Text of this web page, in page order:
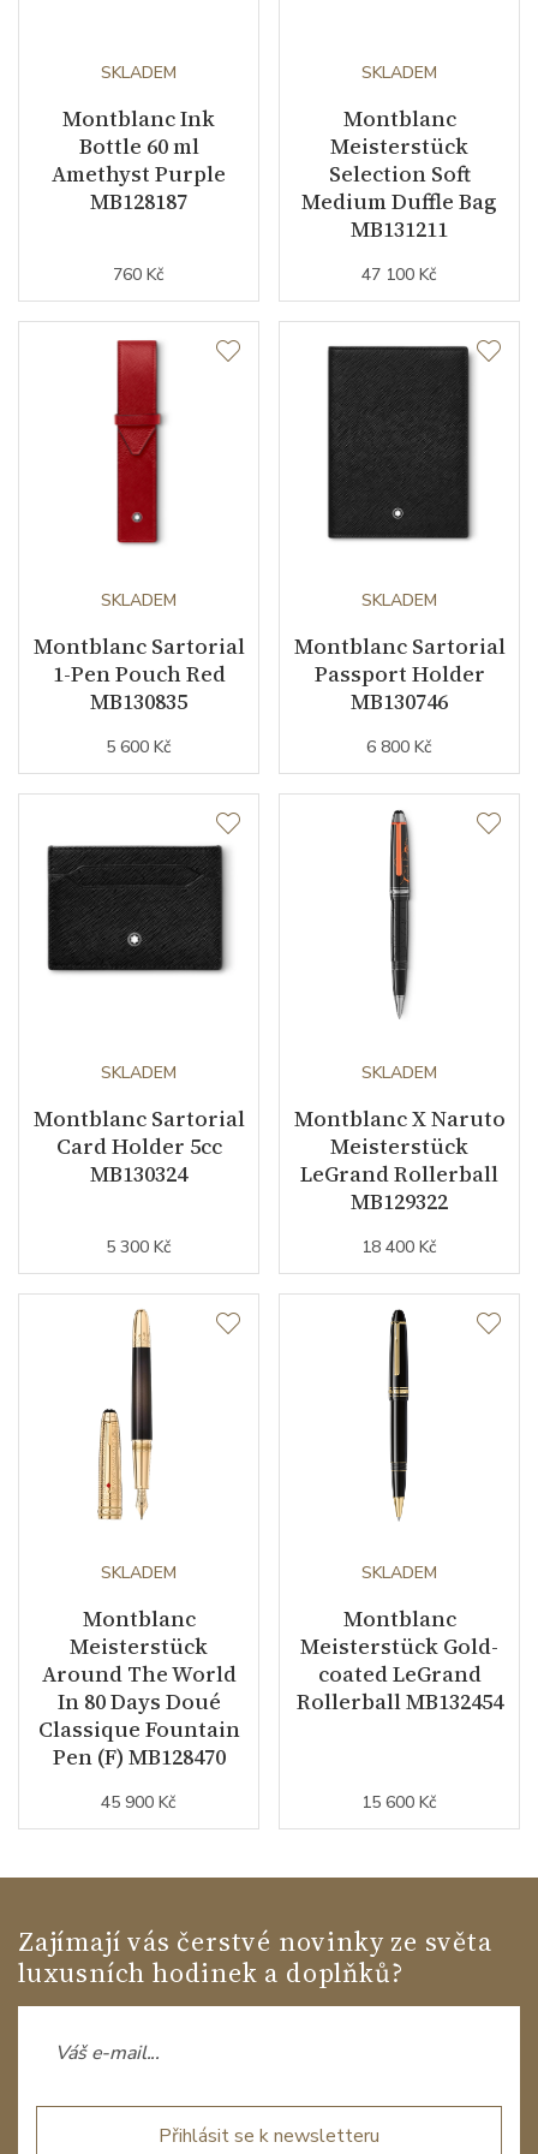
SKLADEM
Montblanc Ink
Bottle 60 ml
Amethyst Purple
MB128187
760 Kč
SKLADEM
Montblanc
Meisterstück
Selection Soft
Medium Duffle Bag
MB131211
47 100 Kč
SKLADEM
Montblanc Sartorial
1-Pen Pouch Red
MB130835
5 600 Kč
SKLADEM
Montblanc Sartorial
Passport Holder
MB130746
6 800 Kč
SKLADEM
Montblanc Sartorial
Card Holder 5cc
MB130324
5 300 Kč
SKLADEM
Montblanc X Naruto
Meisterstück
LeGrand Rollerball
MB129322
18 400 Kč
SKLADEM
Montblanc
Meisterstück
Around The World
In 80 Days Doué
Classique Fountain
Pen (F) MB128470
45 900 Kč
SKLADEM
Montblanc
Meisterstück Gold-
coated LeGrand
Rollerball MB132454
15 600 Kč
Zajímají vás čerstvé novinky ze světa
luxusních hodinek a doplňků?
Přihlásit se k newsletteru